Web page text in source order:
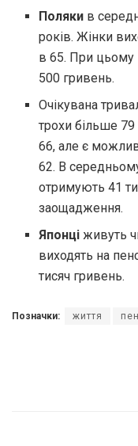
Поляки в
років. Жінки
в 65. При цьому
500 гривень.
Очікувана
трохи більше
66, але є
62. В
отримують 41
заощадження.
Японціживуть
виходять на
тисяч гривень.
Позначки: життя